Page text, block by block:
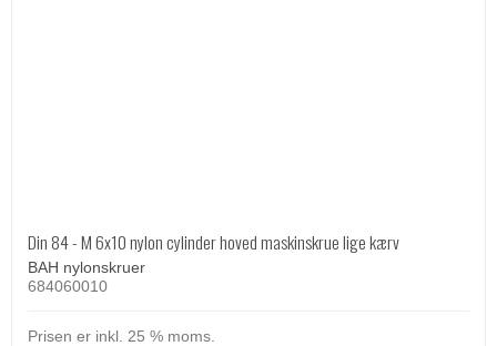
Din 84 - M 6x10 nylon cylinder hoved maskinskrue lige kærv
BAH nylonskruer
684060010
Prisen er inkl. 25 % moms.